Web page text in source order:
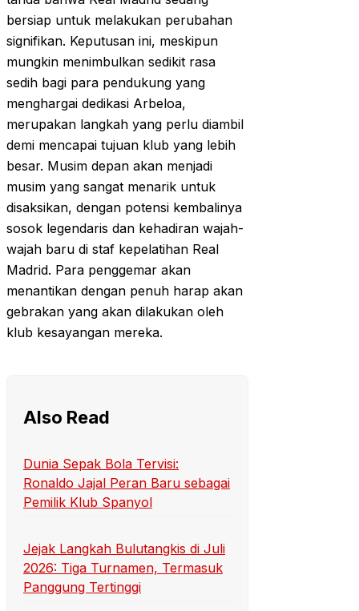
bersiap untuk melakukan perubahan
signifikan. Keputusan ini, meskipun
mungkin menimbulkan sedikit rasa
sedih bagi para pendukung yang
menghargai dedikasi Arbeloa,
merupakan langkah yang perlu diambil
demi mencapai tujuan klub yang lebih
besar. Musim depan akan menjadi
musim yang sangat menarik untuk
disaksikan, dengan potensi kembalinya
sosok legendaris dan kehadiran wajah-
wajah baru di staf kepelatihan Real
Madrid. Para penggemar akan
menantikan dengan penuh harap akan
gebrakan yang akan dilakukan oleh
klub kesayangan mereka.
Also Read
Dunia Sepak Bola Tervisi:
Ronaldo Jajal Peran Baru sebagai
Pemilik Klub Spanyol
Jejak Langkah Bulutangkis di Juli
2026: Tiga Turnamen, Termasuk
Panggung Tertinggi